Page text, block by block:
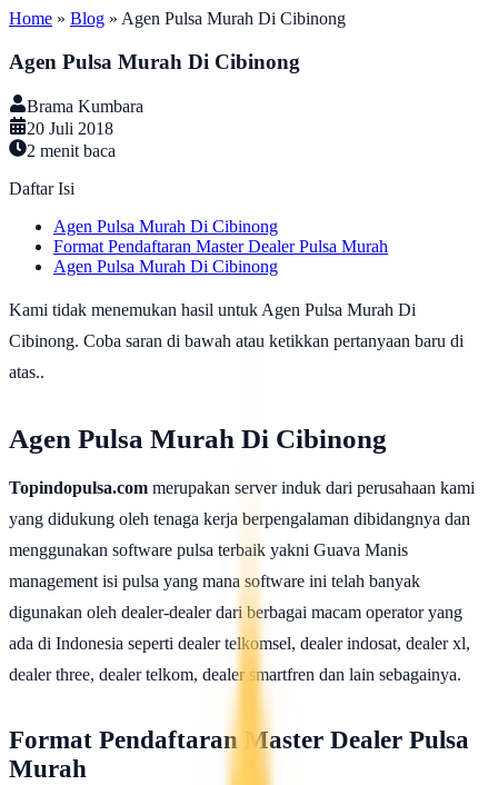
Home » Blog » Agen Pulsa Murah Di Cibinong
Agen Pulsa Murah Di Cibinong
Brama Kumbara
20 Juli 2018
2 menit baca
Daftar Isi
Agen Pulsa Murah Di Cibinong
Format Pendaftaran Master Dealer Pulsa Murah
Agen Pulsa Murah Di Cibinong
Kami tidak menemukan hasil untuk Agen Pulsa Murah Di
Cibinong. Coba saran di bawah atau ketikkan pertanyaan baru di
atas..
Agen Pulsa Murah Di Cibinong
Topindopulsa.com merupakan server induk dari perusahaan kami
yang didukung oleh tenaga kerja berpengalaman dibidangnya dan
menggunakan software pulsa terbaik yakni Guava Manis
management isi pulsa yang mana software ini telah banyak
digunakan oleh dealer-dealer dari berbagai macam operator yang
ada di Indonesia seperti dealer telkomsel, dealer indosat, dealer xl,
dealer three, dealer telkom, dealer smartfren dan lain sebagainya.
Format Pendaftaran Master Dealer Pulsa
Murah